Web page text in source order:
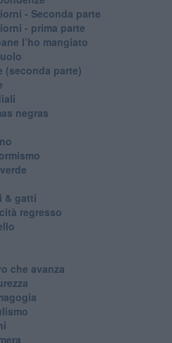
- Seconda parte
- prima parte
l’ho mangiato
(seconda parte)
negras
& gatti
regresso
che avanza